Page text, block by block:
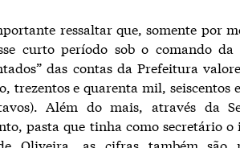
ressaltar que, somente por
curto período sob o comando
das contas da Prefeitura
trezentos e quarenta mil, seiscentos
Além do mais, através da
pasta que tinha como secretário